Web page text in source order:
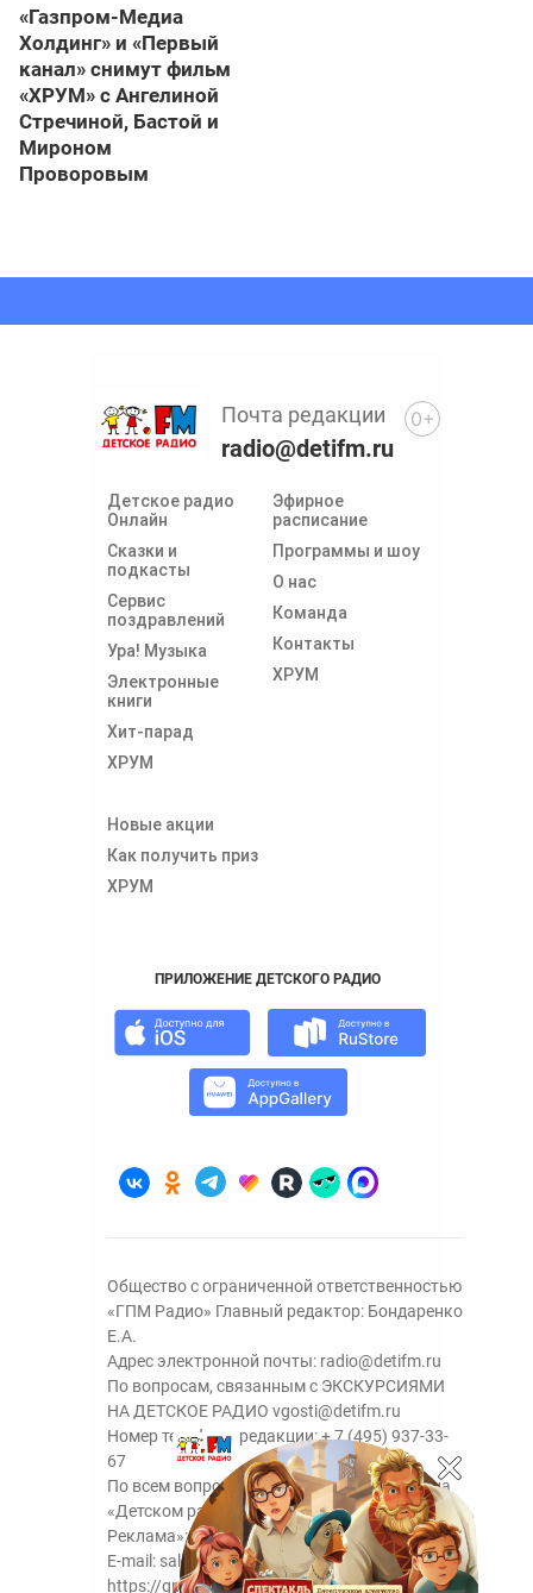
«Газпром-Медиа
Холдинг» и «Первый
канал» снимут фильм
«ХРУМ» с Ангелиной
Стречиной, Бастой и
Мироном
Проворовым
Детское радио
Онлайн
Сказки и
подкасты
Сервис
поздравлений
Ура! Музыка
Электронные
книги
Хит-парад
ХРУМ
Эфирное
расписание
Программы и шоу
О нас
Команда
Контакты
ХРУМ
Новые акции
Как получить приз
ХРУМ
Почта редакции
radio@detifm.ru
ПРИЛОЖЕНИЕ ДЕТСКОГО РАДИО
0+
Общество с ограниченной ответственностью
«ГПМ Радио» Главный редактор: Бондаренко
Е.А.
Адрес электронной почты: radio@detifm.ru
По вопросам, связанным с ЭКСКУРСИЯМИ
НА ДЕТСКОЕ РАДИО vgosti@detifm.ru
Номер телефона редакции:+ 7 (495) 937-33-
67
По всем вопросам размещения рекламы на
«Детском радио» - сейлз-хаус «ГПМ
Реклама»:+7 (495) 921-40-41
E-mail: sales@gazprom-media.ru
https://gpmsaleshouse.ru/